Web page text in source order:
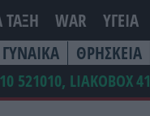
ΤΆΞΗ WAR ΥΓΕΙΑ
ΓΥΝΑΙΚΑ ΘΡΗΣΚΕΙΑ
521010, LIAKOBOX41